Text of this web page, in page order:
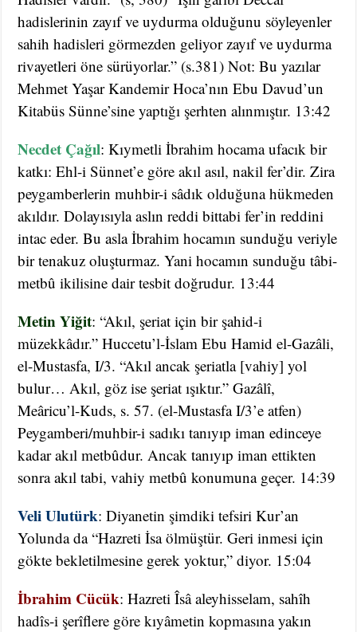
hadislerinin zayıf ve uydurma olduğunu söyleyenler
sahih hadisleri görmezden geliyor zayıf ve uydurma
rivayetleri öne sürüyorlar.” (s.381) Not: Bu yazılar
Mehmet Yaşar Kandemir Hoca’nın Ebu Davud’un
Kitabüs Sünne’sine yaptığı şerhten alınmıştır. 13:42
Necdet Çağıl: Kıymetli İbrahim hocama ufacık bir
katkı: Ehl-i Sünnet’e göre akıl asıl, nakil fer’dir. Zira
peygamberlerin muhbir-i sâdık olduğuna hükmeden
akıldır. Dolayısıyla aslın reddi bittabi fer’in reddini
intac eder. Bu asla İbrahim hocamın sunduğu veriyle
bir tenakuz oluşturmaz. Yani hocamın sunduğu tâbi-
metbû ikilisine dair tesbit doğrudur. 13:44
Metin Yiğit: “Akıl, şeriat için bir şahid-i
müzekkâdır.” Huccetu’l-İslam Ebu Hamid el-Gazâli,
el-Mustasfa, I/3. “Akıl ancak şeriatla [vahiy] yol
bulur… Akıl, göz ise şeriat ışıktır.” Gazâlî,
Meâricu’l-Kuds, s. 57. (el-Mustasfa I/3’e atfen)
Peygamberi/muhbir-i sadıkı tanıyıp iman edinceye
kadar akıl metbûdur. Ancak tanıyıp iman ettikten
sonra akıl tabi, vahiy metbû konumuna geçer. 14:39
Veli Ulutürk: Diyanetin şimdiki tefsiri Kur’an
Yolunda da “Hazreti İsa ölmüştür. Geri inmesi için
gökte bekletilmesine gerek yoktur,” diyor. 15:04
İbrahim Cücük: Hazreti Îsâ aleyhisselam, sahîh
hadîs-i şerîflere göre kıyâmetin kopmasına yakın